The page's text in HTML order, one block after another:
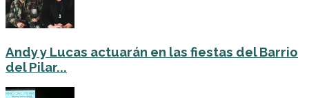
Andy y Lucas actuarán en las fiestas del Barrio
del Pilar...